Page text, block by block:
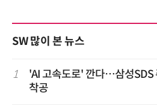
SW 많이 본 뉴스
1
'AI 고속도로' 깐다…삼성SDS
착공